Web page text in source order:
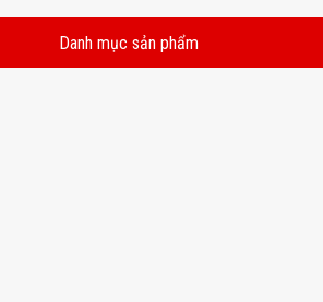
Danh mục sản phẩm